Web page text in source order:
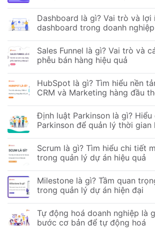
Dashboard là gì? Vai trò và lợi
dashboard trong doanh nghiệp
Sales Funnel là gì? Vai trò và
phễu bán hàng hiệu quả
HubSpot là gì? Tìm hiểu nền
CRM và Marketing hàng đầu
Định luật Parkinson là gì? Hiểu
Parkinson để quản lý thời gian
Scrum là gì? Tìm hiểu chi tiết
trong quản lý dự án hiệu quả
Milestone là gì? Tầm quan
trong quản lý dự án hiện đại
Tự động hoá doanh nghiệp là
bước cơ bản để tự động hoá